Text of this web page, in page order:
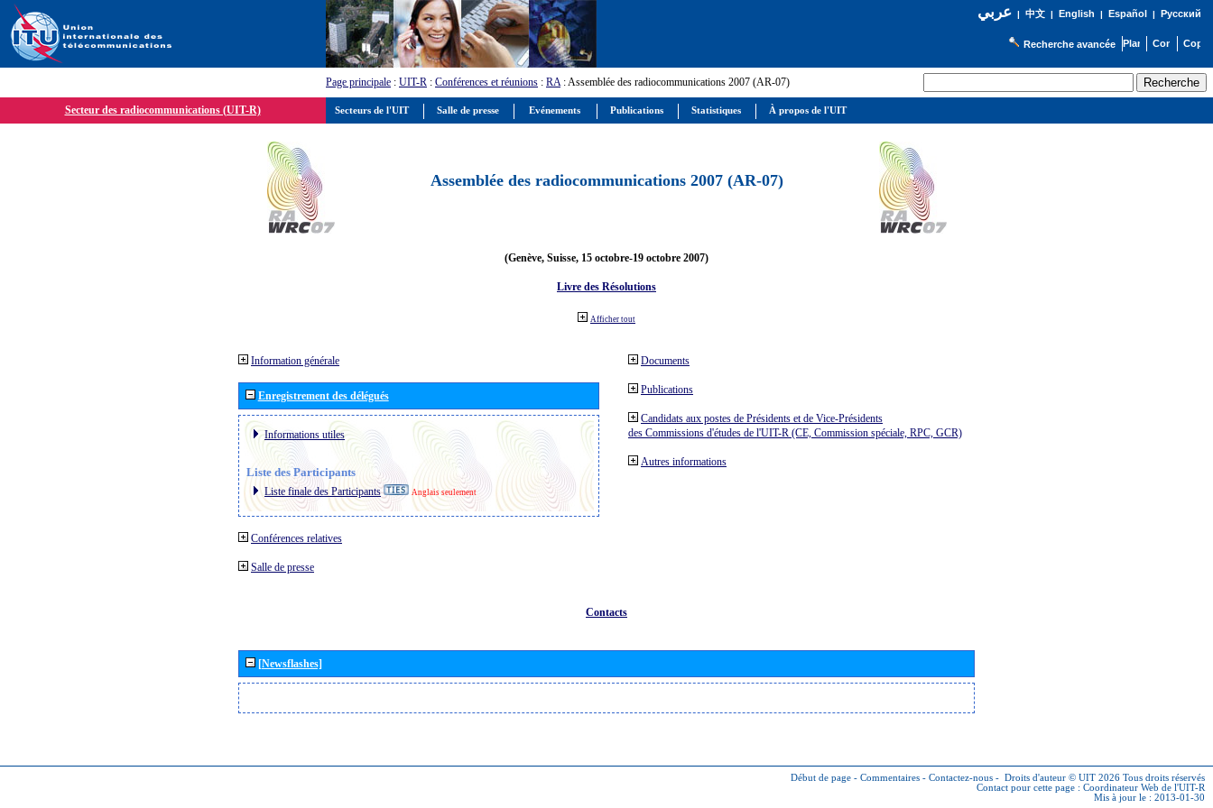
عربي| 中文| English | Español | Русский
Recherche avancée
Page principale : UIT-R : Conférences et réunions : RA: Assemblée des radiocommunications 2007 (AR-07)
Secteur des radiocommunications (UIT-R)
Assemblée des radiocommunications 2007 (AR-07)
(Genève, Suisse, 15 octobre-19 octobre 2007)
Livre des Résolutions
Afficher tout
Information générale
Enregistrement des délégués
Informations utiles
Liste des Participants
Liste finale des Participants Anglais seulement
Conférences relatives
Salle de presse
Documents
Publications
Candidats aux postes de Présidents et de Vice-Présidents
des Commissions d'études de l'UIT-R (CE, Commission spéciale, RPC, GCR)
Autres informations
Contacts
[Newsflashes]
Début de page - Commentaires - Contactez-nous - Droits d'auteur © UIT 2026 Tous droits réservés
Contact pour cette page : Coordinateur Web de l'UIT-R
Mis à jour le : 2013-01-30
Secteurs de l'UIT Salle de presse Evénements Publications Statistiques À propos de l'UIT